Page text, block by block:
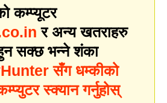
कम्प्यूटर
र अन्य खतराहरु
सक्छ भन्ने शंका
सँग धम्कीको
स्क्यान गर्नुहोस्